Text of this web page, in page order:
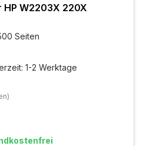
W2203X 220X
Seiten
1-2 Werktage